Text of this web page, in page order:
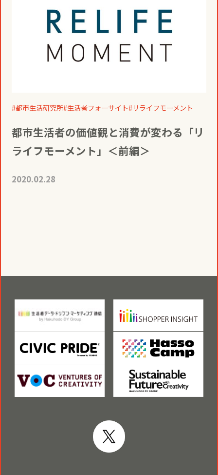
都市生活研究所 生活者フォーサイト リライフモーメント
都市生活者の価値観と消費が変わる「リ
ライフモーメント」＜前編＞
2020.02.28